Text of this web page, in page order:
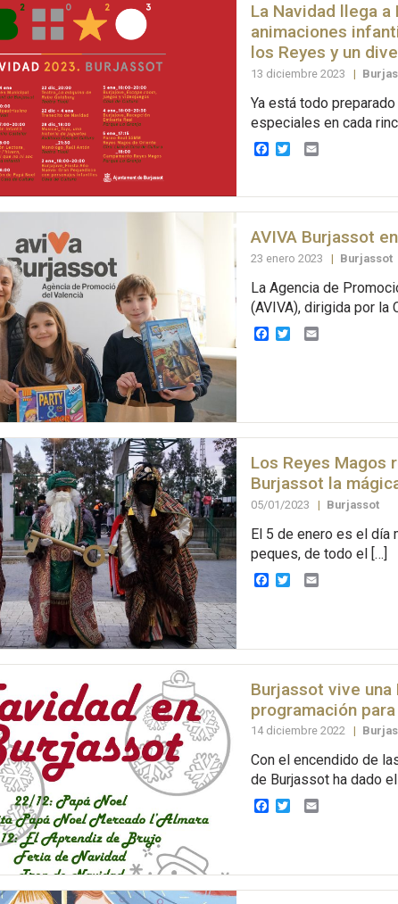
La Navidad llega
animaciones
los Reyes y un
13 diciembre 2023 |
Ya está todo
especiales en cada
Facebook
TwitterEmail
AVIVA Burjassot
23 enero 2023 | Burjassot
La Agencia de
(AVIVA), dirigida por la
Facebook
Twitter
Los Reyes Magos
Burjassot la
05/01/2023 | Burjassot
El 5 de enero es el día
peques, de todo el […]
Facebook
Twitter
Burjassot vive una
programación
14 diciembre 2022 |
Con el encendido de
de Burjassot ha dado
Facebook
Twitter